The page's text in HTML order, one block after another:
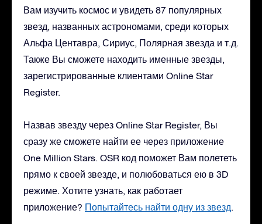
Вам изучить космос и увидеть 87 популярных
звезд, названных астрономами, среди которых
Альфа Центавра, Сириус, Полярная звезда и т.д.
Также Вы сможете находить именные звезды,
зарегистрированные клиентами Online Star
Register.
Назвав звезду через Online Star Register, Вы
сразу же сможете найти ее через приложение
One Million Stars. OSR код поможет Вам полететь
прямо к своей звезде, и полюбоваться ею в 3D
режиме. Хотите узнать, как работает
приложение? Попытайтесь найти одну из звезд.